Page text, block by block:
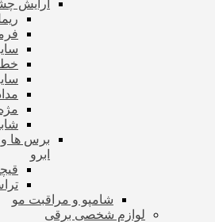
آرایش
برس ها
ابرو
شامپو و مراقبت مو
لوازم شخصی برقی